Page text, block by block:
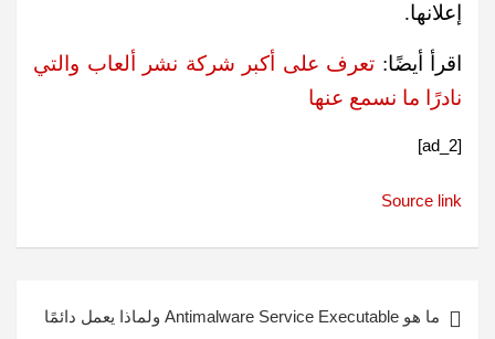
إعلانها.
اقرأ أيضًا: تعرف على أكبر شركة نشر ألعاب والتي
نادرًا ما نسمع عنها
[ad_2]
Source link
المقالات
ما هو Antimalware Service Executable ولماذا يعمل دائمًا